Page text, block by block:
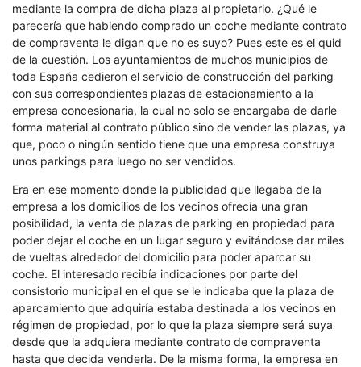
mediante la compra de dicha plaza al propietario. ¿Qué le
parecería que habiendo comprado un coche mediante contrato
de compraventa le digan que no es suyo? Pues este es el quid
de la cuestión. Los ayuntamientos de muchos municipios de
toda España cedieron el servicio de construcción del parking
con sus correspondientes plazas de estacionamiento a la
empresa concesionaria, la cual no solo se encargaba de darle
forma material al contrato público sino de vender las plazas, ya
que, poco o ningún sentido tiene que una empresa construya
unos parkings para luego no ser vendidos.
Era en ese momento donde la publicidad que llegaba de la
empresa a los domicilios de los vecinos ofrecía una gran
posibilidad, la venta de plazas de parking en propiedad para
poder dejar el coche en un lugar seguro y evitándose dar miles
de vueltas alrededor del domicilio para poder aparcar su
coche. El interesado recibía indicaciones por parte del
consistorio municipal en el que se le indicaba que la plaza de
aparcamiento que adquiría estaba destinada a los vecinos en
régimen de propiedad, por lo que la plaza siempre será suya
desde que la adquiera mediante contrato de compraventa
hasta que decida venderla. De la misma forma, la empresa en